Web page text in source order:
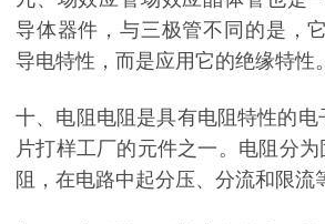
导体器件，与三极管不同的是，
导电特性，而是应用它的绝缘特性。
十、电阻电阻是具有电阻特性的
片打样工厂的元件之一。电阻分
阻，在电路中起分压、分流和限流